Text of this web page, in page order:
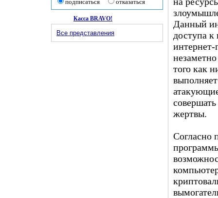
подписаться отказаться
Касса BRAVO!
Все представления
Данный
доступа к
интернет-
того как
жертвы.
Согласно